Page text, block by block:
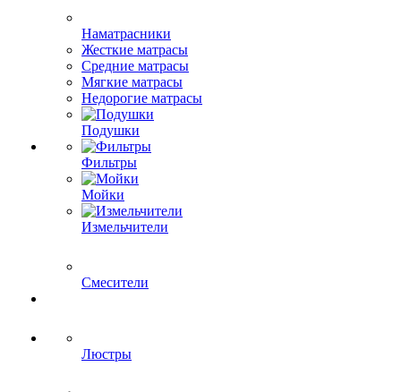
Наматрасники
Жесткие матрасы
Средние матрасы
Мягкие матрасы
Недорогие матрасы
Подушки
Фильтры
Мойки
Измельчители
Смесители
Люстры